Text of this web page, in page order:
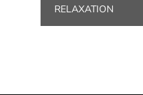
RELAXATION